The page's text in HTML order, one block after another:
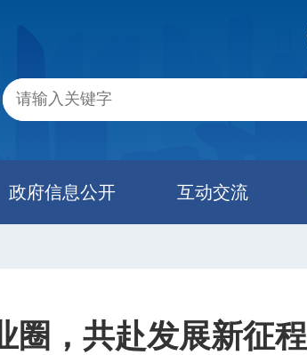
政府信息公开 互动交流
圈，共赴发展新征程